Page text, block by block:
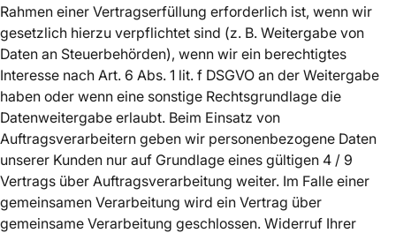
Rahmen einer Vertragserfüllung erforderlich ist, wenn wir
gesetzlich hierzu verpflichtet sind (z. B. Weitergabe von
Daten an Steuerbehörden), wenn wir ein berechtigtes
Interesse nach Art. 6 Abs. 1 lit. f DSGVO an der Weitergabe
haben oder wenn eine sonstige Rechtsgrundlage die
Datenweitergabe erlaubt. Beim Einsatz von
Auftragsverarbeitern geben wir personenbezogene Daten
unserer Kunden nur auf Grundlage eines gültigen 4 / 9
Vertrags über Auftragsverarbeitung weiter. Im Falle einer
gemeinsamen Verarbeitung wird ein Vertrag über
gemeinsame Verarbeitung geschlossen. Widerruf Ihrer